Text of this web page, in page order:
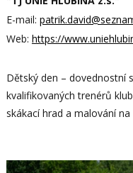
E-mail:
Web: https://
Dětský den – dovednostní
kvalifikovaných trenérů
skákací hrad a malování na